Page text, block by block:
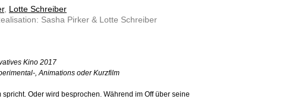
, Lotte Schreiber
Sasha Pirker & Lotte Schreiber
Kino 2017
, Animations oder Kurzfilm
spricht. Oder wird besprochen. Während im Off über seine